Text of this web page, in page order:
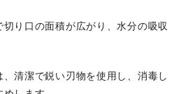
り口の面積が広がり、水分の吸収
清潔で鋭い刃物を使用し、消毒し